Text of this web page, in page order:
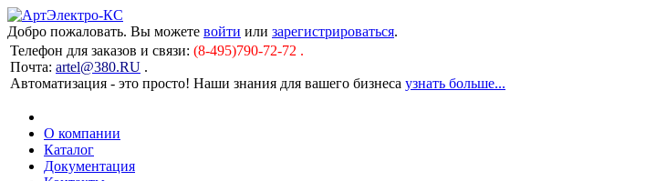
Добро пожаловать. Вы можете войти или зарегистрироваться.
Телефон для заказов и связи: (8-495)790-72-72 .
Почта: artel@380.RU .
Автоматизация - это просто! Наши знания для вашего бизнеса узнать больше...
О компании
Каталог
Документация